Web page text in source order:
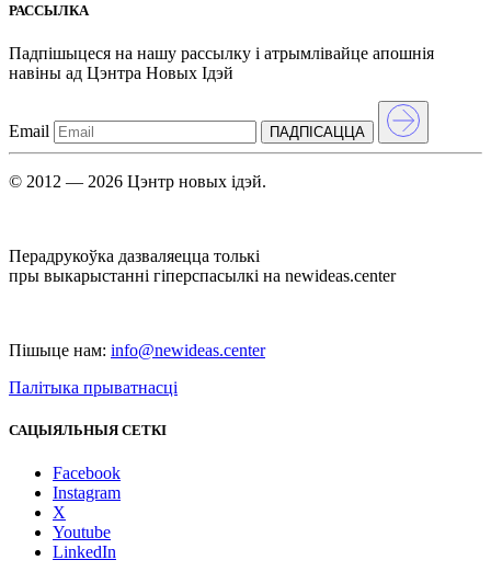
РАССЫЛКА
Падпішыцеся на нашу рассылкy і атрымлівайце апошнія
навіны ад Цэнтра Новых Iдэй
Email ПАДПIСАЦЦА
© 2012 — 2026 Цэнтр новых ідэй.
Перадрукоўка дазваляецца толькі
пры выкарыстанні гіперспасылкі на newideas.center
Пішыце нам: info@newideas.center
Палітыка прыватнасці
САЦЫЯЛЬНЫЯ СЕТКІ
Facebook
Instagram
X
Youtube
LinkedIn